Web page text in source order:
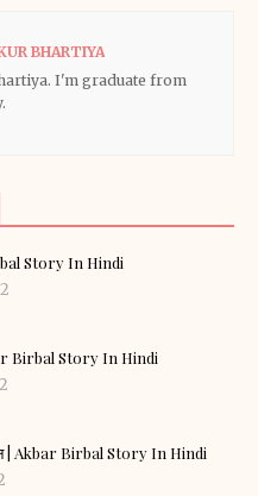
BHARTIYA
I'm graduate from
Story In Hindi
Birbal Story In Hindi
| Akbar Birbal Story In Hindi